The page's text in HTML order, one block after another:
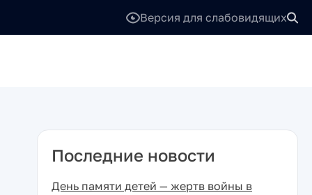
Версия для слабовидящих
Последние новости
День памяти детей — жертв войны в